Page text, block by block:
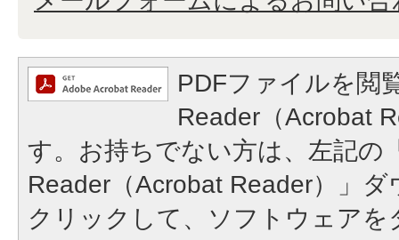
PDFファイルを閲
Reader（Acrobat
す。お持ちでない方は、左記の
Reader（Acrobat Reader）」
クリックして、ソフトウェア